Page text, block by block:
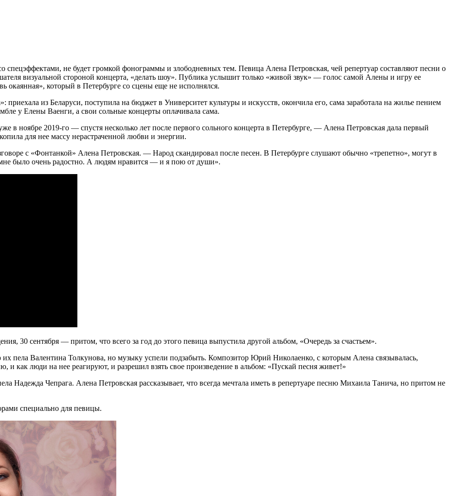
спецэффектами, не будет громкой фонограммы и злободневных тем. Певица Алена Петровская, чей репертуар составляют песни о
визуальной стороной концерта, «делать шоу». Публика услышит только «живой звук» — голос самой Алены и игру ее
который в Петербурге со сцены еще не исполнялся.
приехала из Беларуси, поступила на бюджет в Университет культуры и искусств, окончила его, сама заработала на жилье пением
у Елены Ваенги, а свои сольные концерты оплачивала сама.
в ноябре 2019-го — спустя несколько лет после первого сольного концерта в Петербурге, — Алена Петровская дала первый
для нее массу нерастраченной любви и энергии.
с «Фонтанкой» Алена Петровская. — Народ скандировал после песен. В Петербурге слушают обычно «трепетно», могут в
мне было очень радостно. А людям нравится — и я пою от души».
30 сентября — притом, что всего за год до этого певица выпустила другой альбом, «Очередь за счастьем».
пела Валентина Толкунова, но музыку успели подзабыть. Композитор Юрий Николаенко, с которым Алена связывалась,
и как люди на нее реагируют, и разрешил взять свое произведение в альбом: «Пускай песня живет!»
Надежда Чепрага. Алена Петровская рассказывает, что всегда мечтала иметь в репертуаре песню Михаила Танича, но притом не
специально для певицы.